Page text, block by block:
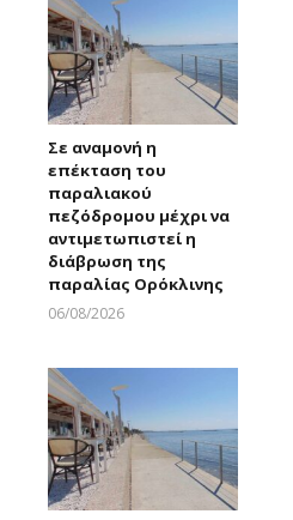
Σε αναμονή η
επέκταση του
παραλιακού
πεζόδρομου μέχρι να
αντιμετωπιστεί η
διάβρωση της
παραλίας Ορόκλινης
06/08/2026